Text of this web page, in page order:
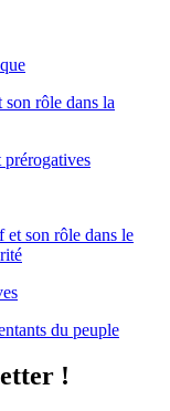
rôle dans la
son rôle dans le
du peuple
!